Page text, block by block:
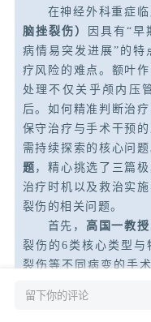
在神经外科重症
脑挫裂伤）
因具有“早
病情易突发进展”的特
疗风险的难点。额叶
处理不仅关乎颅内压
后。如何精准判断治
保守治疗与手术干预
需持续探索的核心问题
题 ，精心挑选了三篇
治疗时机以及救治实
裂伤的相关问题。
首先， 高国一教授
裂伤的6类核心类型与
裂伤等不同病变的手
真实病例剖析保守治
留下你的评论